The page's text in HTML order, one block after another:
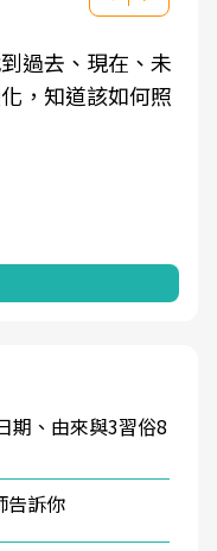
過去、現在、未
，知道該如何照
期、由來與3習俗8
訴你